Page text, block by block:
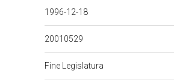
1996-12-18
20010529
Fine Legislatura